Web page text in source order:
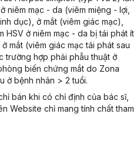
niêm mạc - da (viêm miệng - lợi,
dục), ở mắt (viêm giác mạc),
HSV ở niêm mạc - da bị tái phát ít
mắt (viêm giác mạc tái phát sau
trường hợp phải phẫu thuật ở
biến chứng mắt do Zona
ở bệnh nhân > 2 tuổi.
bán khi có chỉ định của bác sĩ,
Website chỉ mang tính chất tham